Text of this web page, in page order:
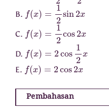
B. f(x )= sin 2 x
C. f(x )= cos x
D. f(x )= cos x
E. f(x )= cos x
Pembahasan